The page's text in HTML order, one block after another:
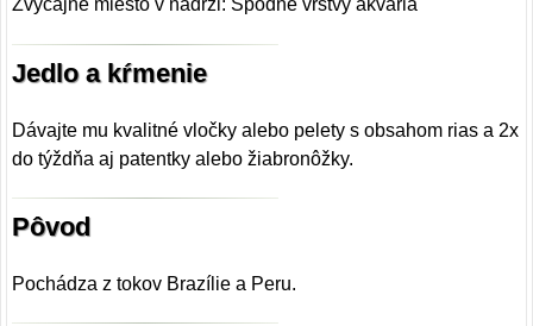
Zvyčajné miesto v nádrži: Spodné vrstvy akvária
Jedlo a kŕmenie
Dávajte mu kvalitné vločky alebo pelety s obsahom rias a 2x
do týždňa aj patentky alebo žiabronôžky.
Pôvod
Pochádza z tokov Brazílie a Peru.